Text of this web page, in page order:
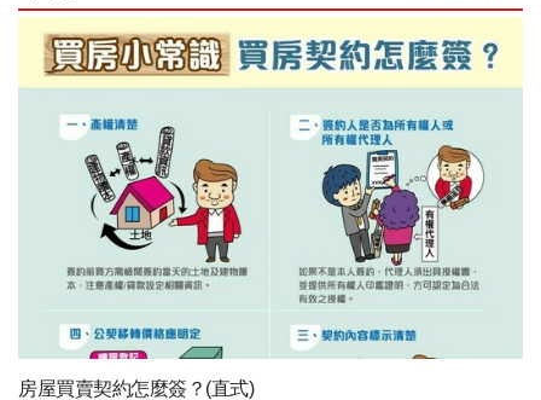
房屋買賣契約怎麼簽？(直式)